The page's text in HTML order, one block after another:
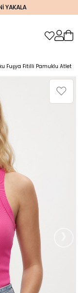
YAKALA
Fuşya Fitilli Pamuklu Atlet